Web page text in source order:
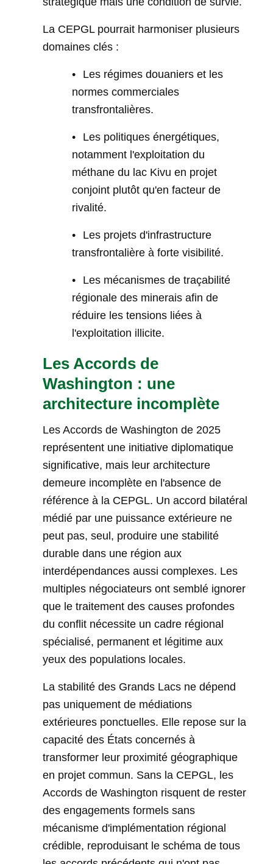
La CEPGL pourrait harmoniser plusieurs
domaines clés :
•
Les régimes douaniers et les
normes commerciales
transfrontalières.
•
Les politiques énergétiques,
notamment l'exploitation du
méthane du lac Kivu en projet
conjoint plutôt qu'en facteur de
rivalité.
•
Les projets d'infrastructure
transfrontalière à forte visibilité.
•
Les mécanismes de traçabilité
régionale des minerais afin de
réduire les tensions liées à
l'exploitation illicite.
Les Accords de
Washington : une
architecture incomplète
Les Accords de Washington de 2025
représentent une initiative diplomatique
significative, mais leur architecture
demeure incomplète en l'absence de
référence à la CEPGL. Un accord bilatéral
médié par une puissance extérieure ne
peut pas, seul, produire une stabilité
durable dans une région aux
interdépendances aussi complexes. Les
multiples négociateurs ont semblé ignorer
que le traitement des causes profondes
du conflit nécessite un cadre régional
spécialisé, permanent et légitime aux
yeux des populations locales.
La stabilité des Grands Lacs ne dépend
pas uniquement de médiations
extérieures ponctuelles. Elle repose sur la
capacité des États concernés à
transformer leur proximité géographique
en projet commun. Sans la CEPGL, les
Accords de Washington risquent de rester
des engagements formels sans
mécanisme d'implémentation régional
crédible, reproduisant le schéma de tous